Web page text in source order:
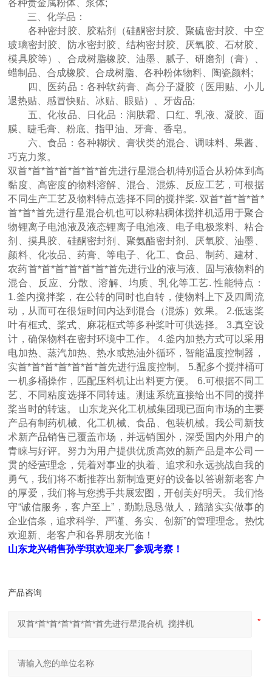
各种贵金属粉体、浆体;
三、化学品：
各种密封胶、胶粘剂（硅酮密封胶、聚硫密封胶、中空
玻璃密封胶、防水密封胶、结构密封胶、厌氧胶、石材胶、
模具胶等）、合成树脂橡胶、油墨、腻子、研磨剂（膏）、
蜡制品、合成橡胶、合成树脂、各种粉体物料、陶瓷颜料;
四、医药品：各种软药膏、高分子凝胶（医用贴、小儿
退热贴、感冒快贴、冰贴、眼贴）、牙齿品;
五、化妆品、日化品：润肤霜、口红、乳液、凝胶、面
膜、睫毛膏、粉底、指甲油、牙膏、香皂。
六、食品：各种糊状、膏状类的混合、调味料、果酱、
巧克力浆。
双首*首*首*首*首*首*首先进行星混合机特别适合从粉体到高
黏度、高密度的物料溶解、混合、混炼、反应工艺，可根据
不同生产工艺及物料特点选择不同的搅拌桨. 双首*首*首*首*
首*首*首先进行星混合机也可以称粘稠体搅拌机适用于聚合
物锂离子电池液及液态锂离子电池液、电子电极浆料、粘合
剂、摸具胶、硅酮密封剂、聚氨酯密封剂、厌氧胶、油墨、
颜料、化妆品、药膏、等电子、化工、食品、制药、建材、
农药首*首*首*首*首*首*首先进行业的液与液、固与液物料的
混合、反应、分散、溶解、均质、乳化等工艺. 性能特点：
1.釜内搅拌桨，在公转的同时也自转，使物料上下及四周流
动，从而可在很短时间内达到混合（混炼）效果。 2.低速桨
叶有框式、桨式、麻花框式等多种桨叶可供选择。 3.真空设
计，确保物料在密封环境中工作。 4.釜内加热方式可以采用
电加热、蒸汽加热、热水或热油外循环，智能温度控制器，
实首*首*首*首*首*首*首先进行温度控制。 5.配多个搅拌桶可
一机多桶操作，匹配压料机让出料更方便。 6.可根据不同工
艺、不同粘度选择不同转速。测速系统直接给出不同的搅拌
桨当时的转速。 山东龙兴化工机械集团现已面向市场的主要
产品有制药机械、化工机械、食品、包装机械。我公司新技
术新产品销售已覆盖市场，并远销国外，深受国内外用户的
青睐与好评。努力为用户提供优质高效的新产品是本公司一
贯的经营理念，凭着对事业的执着、追求和永远挑战自我的
勇气，我们将不断推荐出新制造更好的设备以答谢新老客户
的厚爱，我们将与您携手共展宏图，开创美好明天。 我们恪
守“诚信服务，客户至上”，勤勤恳恳做人，踏踏实实做事的
企业信条，追求科学、严谨、务实、创新”的管理理念。热忱
欢迎新、老客户和各界朋友光临！
山东龙兴销售孙学琪欢迎来厂参观考察！
产品咨询